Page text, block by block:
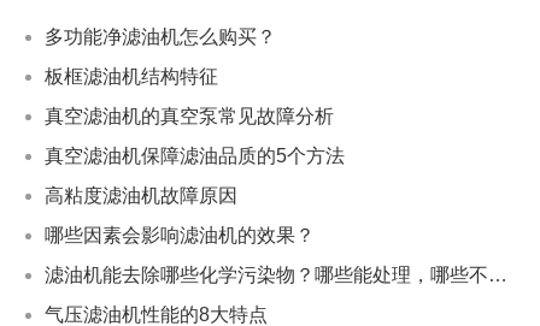
多功能净滤油机怎么购买？
板框滤油机结构特征
真空滤油机的真空泵常见故障分析
真空滤油机保障滤油品质的5个方法
高粘度滤油机故障原因
哪些因素会影响滤油机的效果？
滤油机能去除哪些化学污染物？哪些能处理，哪些不能？
气压滤油机性能的8大特点